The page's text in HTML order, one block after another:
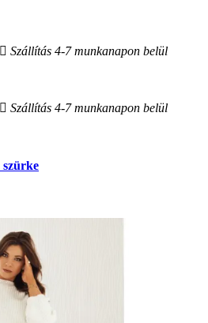
Szállítás 4-7 munkanapon belül
Szállítás 4-7 munkanapon belül